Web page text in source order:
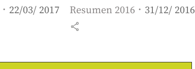
22/03/ 2017 Resumen 2016 31/12/ 2016
share